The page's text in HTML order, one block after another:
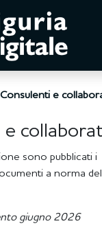
Consulenti e
e
sono pubblicati i
a norma
giugno 2026